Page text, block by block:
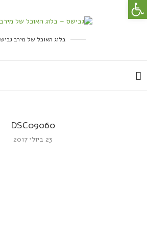
בלוג האוכל של מירב גביש
DSC09060
23 ביולי 2017